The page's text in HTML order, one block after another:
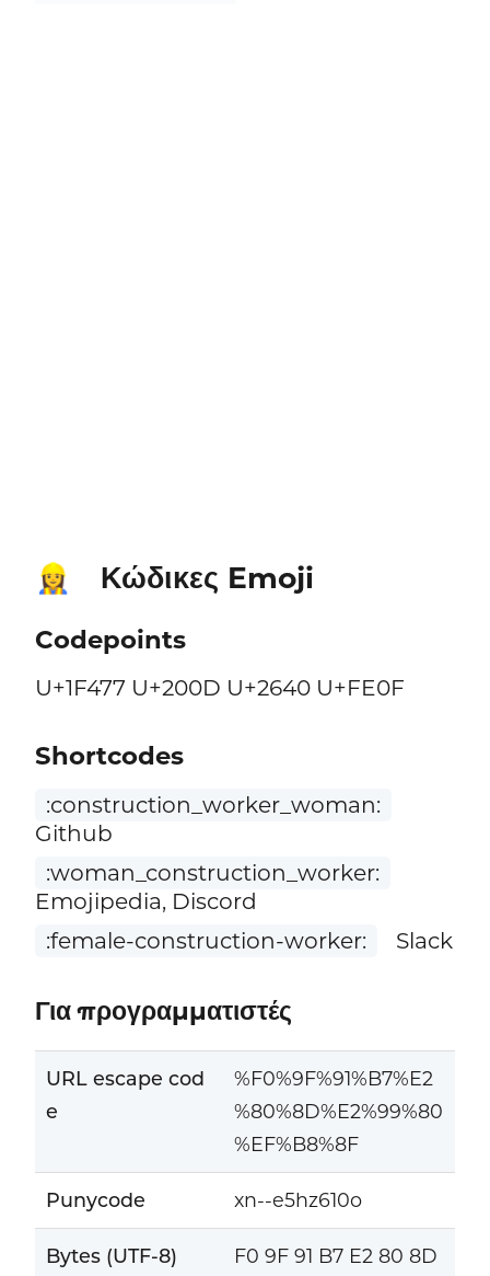
👷‍♀️ Κώδικες Emoji
Codepoints
U+1F477 U+200D U+2640 U+FE0F
Shortcodes
:construction_worker_woman:
Github
:woman_construction_worker:
Emojipedia, Discord
:female-construction-worker:
Slack
Για προγραμματιστές
URL escape cod
e
%F0%9F%91%B7%E2
%80%8D%E2%99%80
%EF%B8%8F
Punycode xn--e5hz610o
Bytes (UTF-8)
F0 9F 91 B7 E2 80 8D